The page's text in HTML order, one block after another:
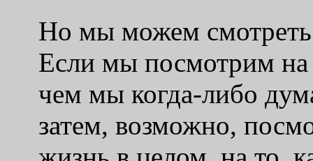
Но мы можем смотреть
Если мы посмотрим
чем мы когда-либо
затем, возможно,